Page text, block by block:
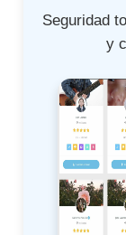
Seguridad
y